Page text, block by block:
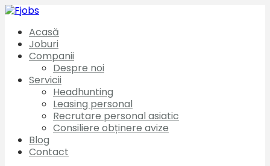
Acasă
Joburi
Companii
Despre noi
Servicii
Headhunting
Leasing personal
Recrutare personal asiatic
Consiliere obținere avize
Blog
Contact